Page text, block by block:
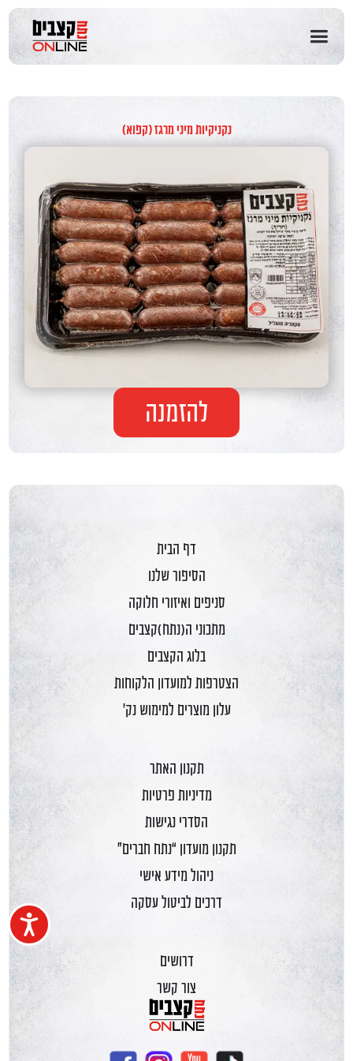
שִׂים
בְּאֲתָר
זֶה
נָגִישׁ
לִנְגִישׁוּת
נקניקיות מיני מרגז (קפוא)
להזמנה
דף הבית
הסיפור שלנו
סניפים ואיזורי חלוקה
מתכוני ה(נתח)קצבים
בלוג הקצבים
הצטרפות למועדון הלקוחות
עלון מוצרים למימוש נק'
תקנון האתר
מדיניות פרטיות
הסדרי נגישות
תקנון מועדון “נתח חברים”
ניהול מידע אישי
דרכים לביטול עסקה
דרושים
צור קשר